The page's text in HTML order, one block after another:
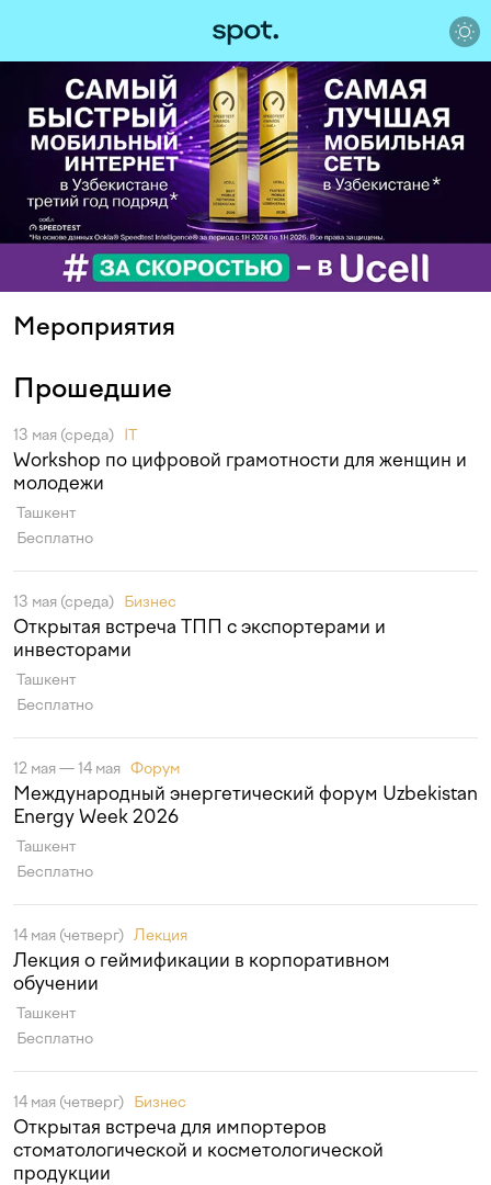
Мероприятия
Прошедшие
13 мая (среда) IT
Workshop по цифровой грамотности для женщин и
молодежи
Ташкент
Бесплатно
13 мая (среда) Бизнес
Открытая встреча ТПП с экспортерами и
инвесторами
Ташкент
Бесплатно
12 мая — 14 мая Форум
Международный энергетический форум Uzbekistan
Energy Week 2026
Ташкент
Бесплатно
14 мая (четверг) Лекция
Лекция о геймификации в корпоративном
обучении
Ташкент
Бесплатно
14 мая (четверг) Бизнес
Открытая встреча для импортеров
стоматологической и косметологической
продукции